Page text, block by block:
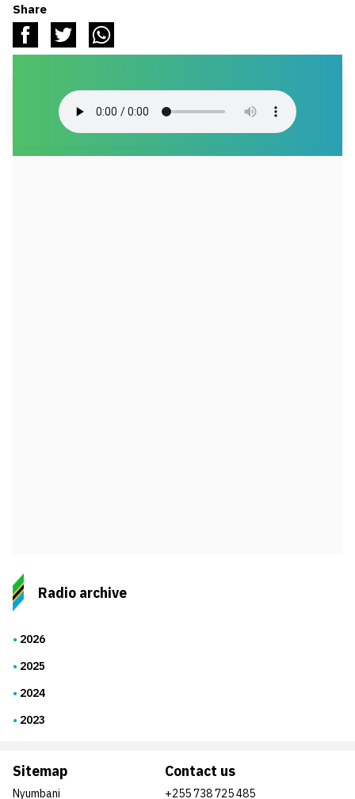
Share
Radio archive
2026
2025
2024
2023
Sitemap
Nyumbani
Contact us
+255 738 725 485